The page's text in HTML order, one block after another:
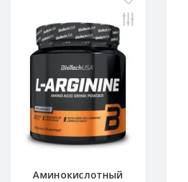
Аминокислотный